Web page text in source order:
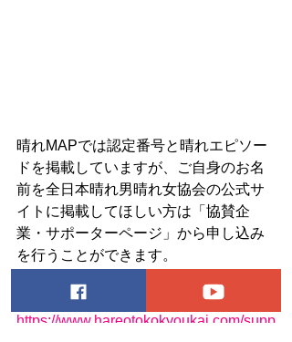
晴れMAPでは認定番号と晴れエピソー
ドを掲載していますが、ご自身のお名
前を全日本晴れ男晴れ女協会の公式サ
イトに掲載してほしい方は「協賛企
業・サポーターページ」から申し込み
を行うことができます。
協賛企業・サポーターページ
https://www.hareotokokyoukai.com/supp